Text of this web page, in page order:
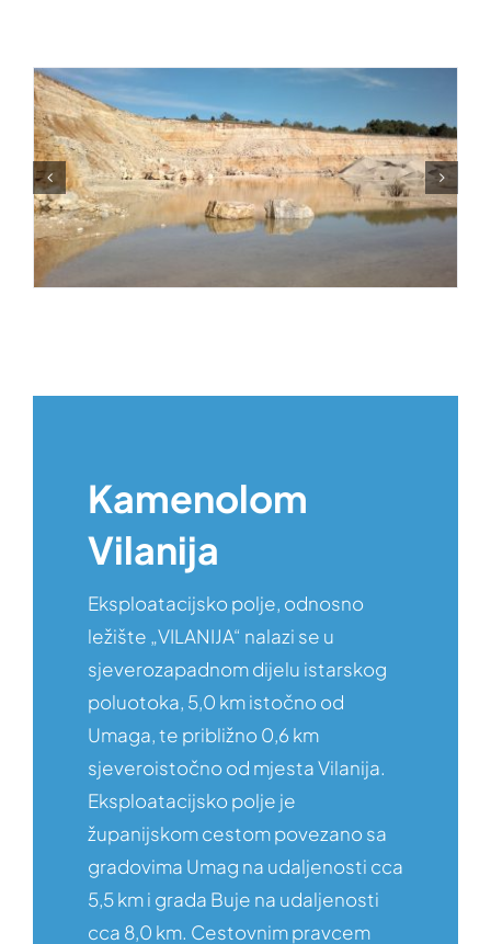
Kamenolom
Vilanija
Eksploatacijsko polje, odnosno
ležište „VILANIJA“ nalazi se u
sjeverozapadnom dijelu istarskog
poluotoka, 5,0 km istočno od
Umaga, te približno 0,6 km
sjeveroistočno od mjesta Vilanija.
Eksploatacijsko polje je
županijskom cestom povezano sa
gradovima Umag na udaljenosti cca
5,5 km i grada Buje na udaljenosti
cca 8,0 km. Cestovnim pravcem